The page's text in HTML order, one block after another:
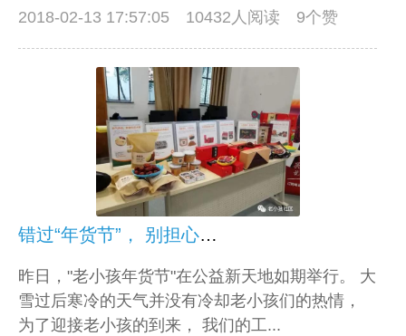
2018-02-13 17:57:05
10432人阅读 9个赞
错过“年货节”， 别担心，人气爆款还在等着你！
昨日，"老小孩年货节"在公益新天地如期举行。 大
雪过后寒冷的天气并没有冷却老小孩们的热情，
为了迎接老小孩的到来， 我们的工...